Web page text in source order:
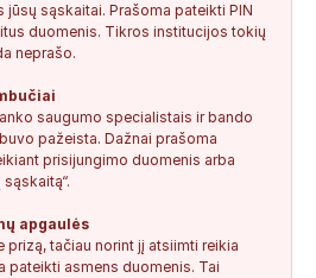
sąskaitai. Prašoma pateikti PIN
duomenis. Tikros institucijos tokių
neprašo.
saugumo specialistais ir bando
pažeista. Dažnai prašoma
prisijungimo duomenis arba
apgaulės
prizą, tačiau norint jį atsiimti reikia
pateikti asmens duomenis. Tai